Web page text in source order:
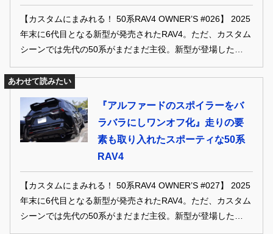
【カスタムにまみれる！ 50系RAV4 OWNER’S #026】 2025
年末に6代目となる新型が発売されたRAV4。ただ、カスタム
シーンでは先代の50系がまだまだ主役。新型が登場したこと
パーツも潤沢だし、これからイジってみるというのも大いに
に誌面に登場した50系RAV4オーナー達の愛車を振り返って
みよう。 ※本記事は2023年発刊『STYLE RV VOL.170 トヨ
タ RAV4 No.4』の記事を再編集したものです。
あわせて読みたい
『アルファードのスポイラーをバ
ラバラにしワンオフ化』走りの要
素も取り入れたスポーティな50系
RAV4
【カスタムにまみれる！ 50系RAV4 OWNER’S #027】 2025
年末に6代目となる新型が発売されたRAV4。ただ、カスタム
シーンでは先代の50系がまだまだ主役。新型が登場したこと